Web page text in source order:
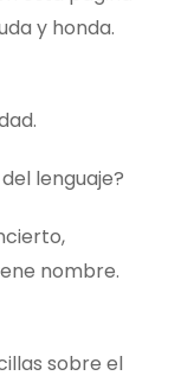
y honda.
lenguaje?
nombre.
sobre el